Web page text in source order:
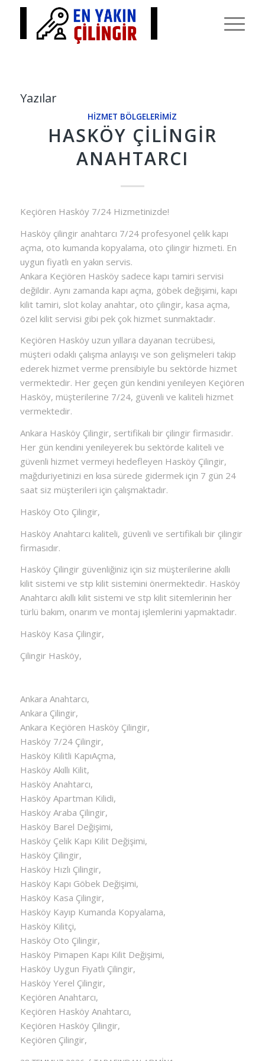
Yazılar
HIZMET BÖLGELERIMIZ
HASKÖY ÇILINGIR
ANAHTARCI
Keçiören Hasköy 7/24 Hizmetinizde!
Hasköy çilingir anahtarcı 7/24 profesyonel çelik kapı
açma, oto kumanda kopyalama, oto çilingir hizmeti. En
uygun fiyatlı en yakın servis.
Ankara Keçiören Hasköy sadece kapı tamiri servisi
değildir. Aynı zamanda kapı açma, göbek değişimi, kapı
kilit tamiri, slot kolay anahtar, oto çilingir, kasa açma,
özel kilit servisi gibi pek çok hizmet sunmaktadır.
Keçiören Hasköy uzun yıllara dayanan tecrübesi,
müşteri odaklı çalışma anlayışı ve son gelişmeleri takip
ederek hizmet verme prensibiyle bu sektörde hizmet
vermektedir. Her geçen gün kendini yenileyen Keçiören
Hasköy, müşterilerine 7/24, güvenli ve kaliteli hizmet
vermektedir.
Ankara Hasköy Çilingir, sertifikalı bir çilingir firmasıdır.
Her gün kendini yenileyerek bu sektörde kaliteli ve
güvenli hizmet vermeyi hedefleyen Hasköy Çilingir,
mağduriyetinizi en kısa sürede gidermek için 7 gün 24
saat siz müşterileri için çalışmaktadır.
Hasköy Oto Çilingir,
Hasköy Anahtarcı kaliteli, güvenli ve sertifikalı bir çilingir
firmasıdır.
Hasköy Çilingir güvenliğiniz için siz müşterilerine akıllı
kilit sistemi ve stp kilit sistemini önermektedir. Hasköy
Anahtarcı akıllı kilit sistemi ve stp kilit sitemlerinin her
türlü bakım, onarım ve montaj işlemlerini yapmaktadır.
Hasköy Kasa Çilingir,
Çilingir Hasköy,
Ankara Anahtarcı,
Ankara Çilingir,
Ankara Keçiören Hasköy Çilingir,
Hasköy 7/24 Çilingir,
Hasköy Kilitli KapıAçma,
Hasköy Akıllı Kilit,
Hasköy Anahtarcı,
Hasköy Apartman Kilidi,
Hasköy Araba Çilingir,
Hasköy Barel Değişimi,
Hasköy Çelik Kapı Kilit Değişimi,
Hasköy Çilingir,
Hasköy Hızlı Çilingir,
Hasköy Kapı Göbek Değişimi,
Hasköy Kasa Çilingir,
Hasköy Kayıp Kumanda Kopyalama,
Hasköy Kilitçi,
Hasköy Oto Çilingir,
Hasköy Pimapen Kapı Kilit Değişimi,
Hasköy Uygun Fiyatlı Çilingir,
Hasköy Yerel Çilingir,
Keçiören Anahtarcı,
Keçiören Hasköy Anahtarcı,
Keçiören Hasköy Çilingir,
Keçiören Çilingir,